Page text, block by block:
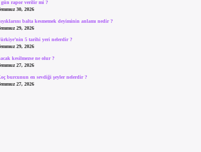
gün rapor verilir mi ?
30, 2026
balta kesmemek deyiminin anlamı nedir ?
29, 2026
5 tarihi yeri nelerdir ?
29, 2026
kesilmezse ne olur ?
27, 2026
burcunun en sevdiği şeyler nelerdir ?
27, 2026